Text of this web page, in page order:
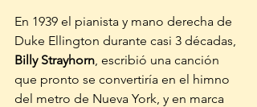
En 1939 el pianista y mano derecha de
Duke Ellington durante casi 3 décadas,
Billy Strayhorn, escribió una canción
que pronto se convertiría en el himno
del metro de Nueva York, y en marca